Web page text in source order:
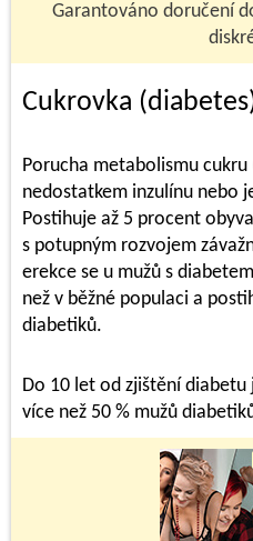
Garantováno doručení
Cukrovka
Porucha metabolismu cukru
nedostatkem inzulínu nebo
Postihuje až 5 procent
s potupným rozvojem
erekce se u mužů s
než v běžné populaci a
diabetiků.
Do 10 let od zjištění
více než 50 % mužů